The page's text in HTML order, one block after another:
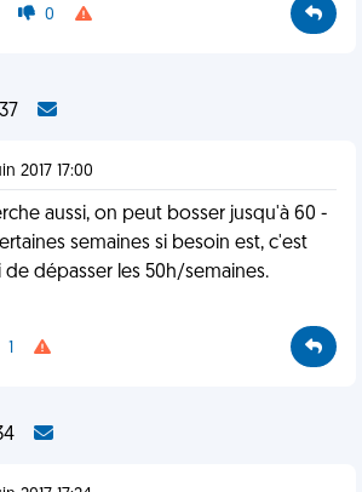
0
2017 17:00
aussi, on peut bosser jusqu'à 60 -
semaines si besoin est, c'est
de dépasser les 50h/semaines.
1